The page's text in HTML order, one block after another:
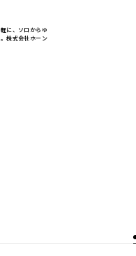
に、ソロからゆ
株式会社ホーン